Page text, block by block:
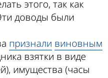
этого, так как
доводы были
признали виновным
взятки в виде
имущества (часы